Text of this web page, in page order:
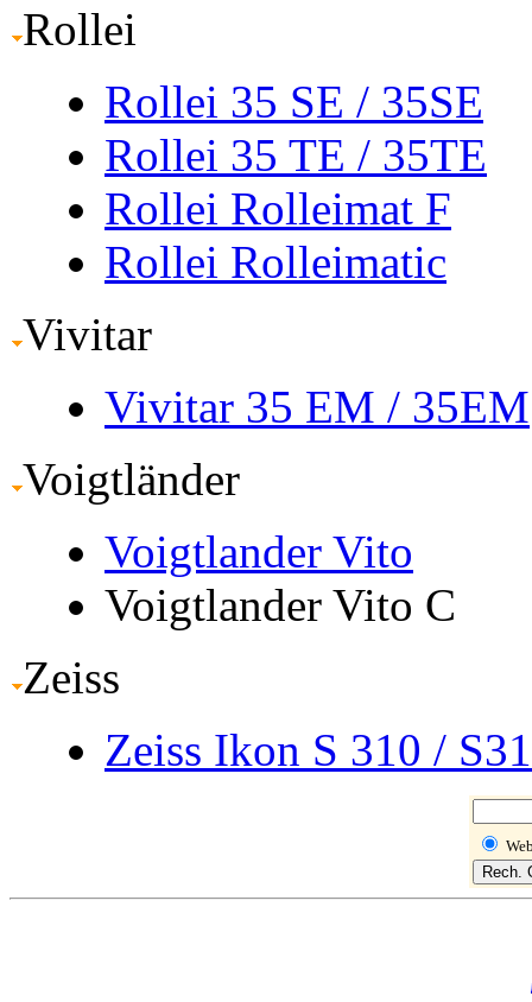
Rollei
Rollei 35 SE / 35SE
Rollei 35 TE / 35TE
Rollei Rolleimat F
Rollei Rolleimatic
Vivitar
Vivitar 35 EM / 35EM
Voigtländer
Voigtlander Vito
Voigtlander Vito C
Zeiss
Zeiss Ikon S 310 /